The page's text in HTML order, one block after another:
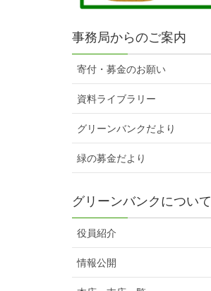
事務局からのご案内
寄付・募金のお願い
資料ライブラリー
グリーンバンクだより
緑の募金だより
グリーンバンクについて
役員紹介
情報公開